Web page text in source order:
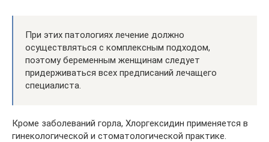
При этих патологиях лечение должно
осуществляться с комплексным подходом,
поэтому беременным женщинам следует
придерживаться всех предписаний лечащего
специалиста.
Кроме заболеваний горла, Хлоргексидин применяется в
гинекологической и стоматологической практике.